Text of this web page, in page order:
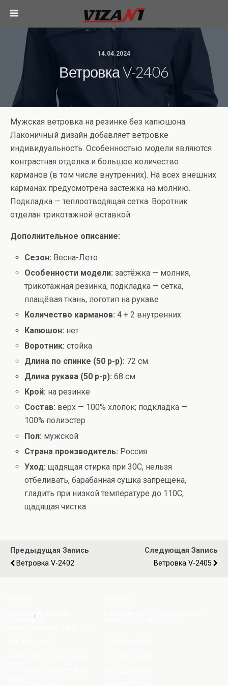
14.04.2024
Ветровка V-2406
Мужская ветровка на резинке без капюшона.
Лаконичный дизайн добавляет ветровке
индивидуальность. Особенностью модели являются
контрастная отделка и большое количество
карманов (в том числе внутренних). На всех внешних
карманах предусмотрена застёжка на молнию.
Подкладка — теплоотводящая сетка. Воротник
отделан трикотажной вставкой.
Дополнительное описание:
Сезон: Весна-Лето
Особенности модели: застёжка — молния,
трикотажная резинка, подкладка — сетка,
плащёвая ткань, логотип на рукаве
Количество карманов: 4 + 2 внутренних
Капюшон: нет
Воротник:стойка
Длина по спинке (50 р-р): 72 см.
Длина рукава (50 р-р):68 см.
Крой: на резинке
Состав: верх — 100% хлопок; подкладка —
100% полиэстер
Пол: мужской
Страна производитель: Россия
Уход:щадящая стирка при 30С, нельзя
отбеливать, барабанная сушка запрещена,
гладить при низкой температуре до 110С,
щадящая чистка
Предыдущая Запись
Ветровка V-2402
Следующая Запись
Ветровка V-2405
,